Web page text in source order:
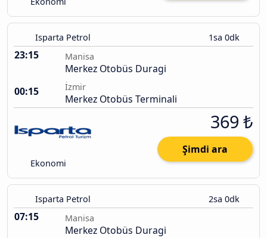
Isparta Petrol 1sa 0dk
23:15 Manisa
Merkez Otobüs Duragi
00:15
İzmir
Merkez Otobüs Terminali
Ekonomi
369 ₺
Şimdi ara
Isparta Petrol 2sa 0dk
07:15 Manisa
Merkez Otobüs Duragi